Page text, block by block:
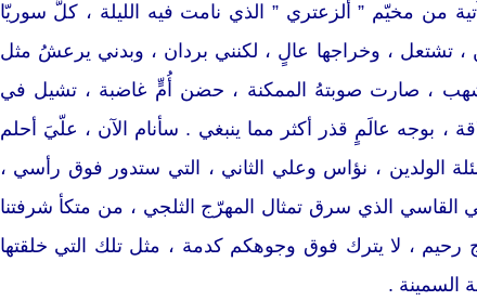
من مخيّم ” ألزعتري ” الذي نامت فيه الليلة ، كلُّ سوريّا
، تشتعل ، وخراجها عالٍ ، لكنني بردان ، وبدني يرعشُ مثل
، صارت صوبتهُ الممكنة ، حضن أُمٍّ غاضبة ، تشيل في
، بوجه عالَمٍ قذر أكثر مما ينبغي . سأنام الآن ، علّيَ أحلم
الولدين ، نؤاس وعلي الثاني ، التي ستدور فوق رأسي ،
القاسي الذي سرق تمثال المهرّج الثلجي ، من متكأ شرفتنا
رحيم ، لا يترك فوق وجوهكم كدمة ، مثل تلك التي خلقتها
السمينة .